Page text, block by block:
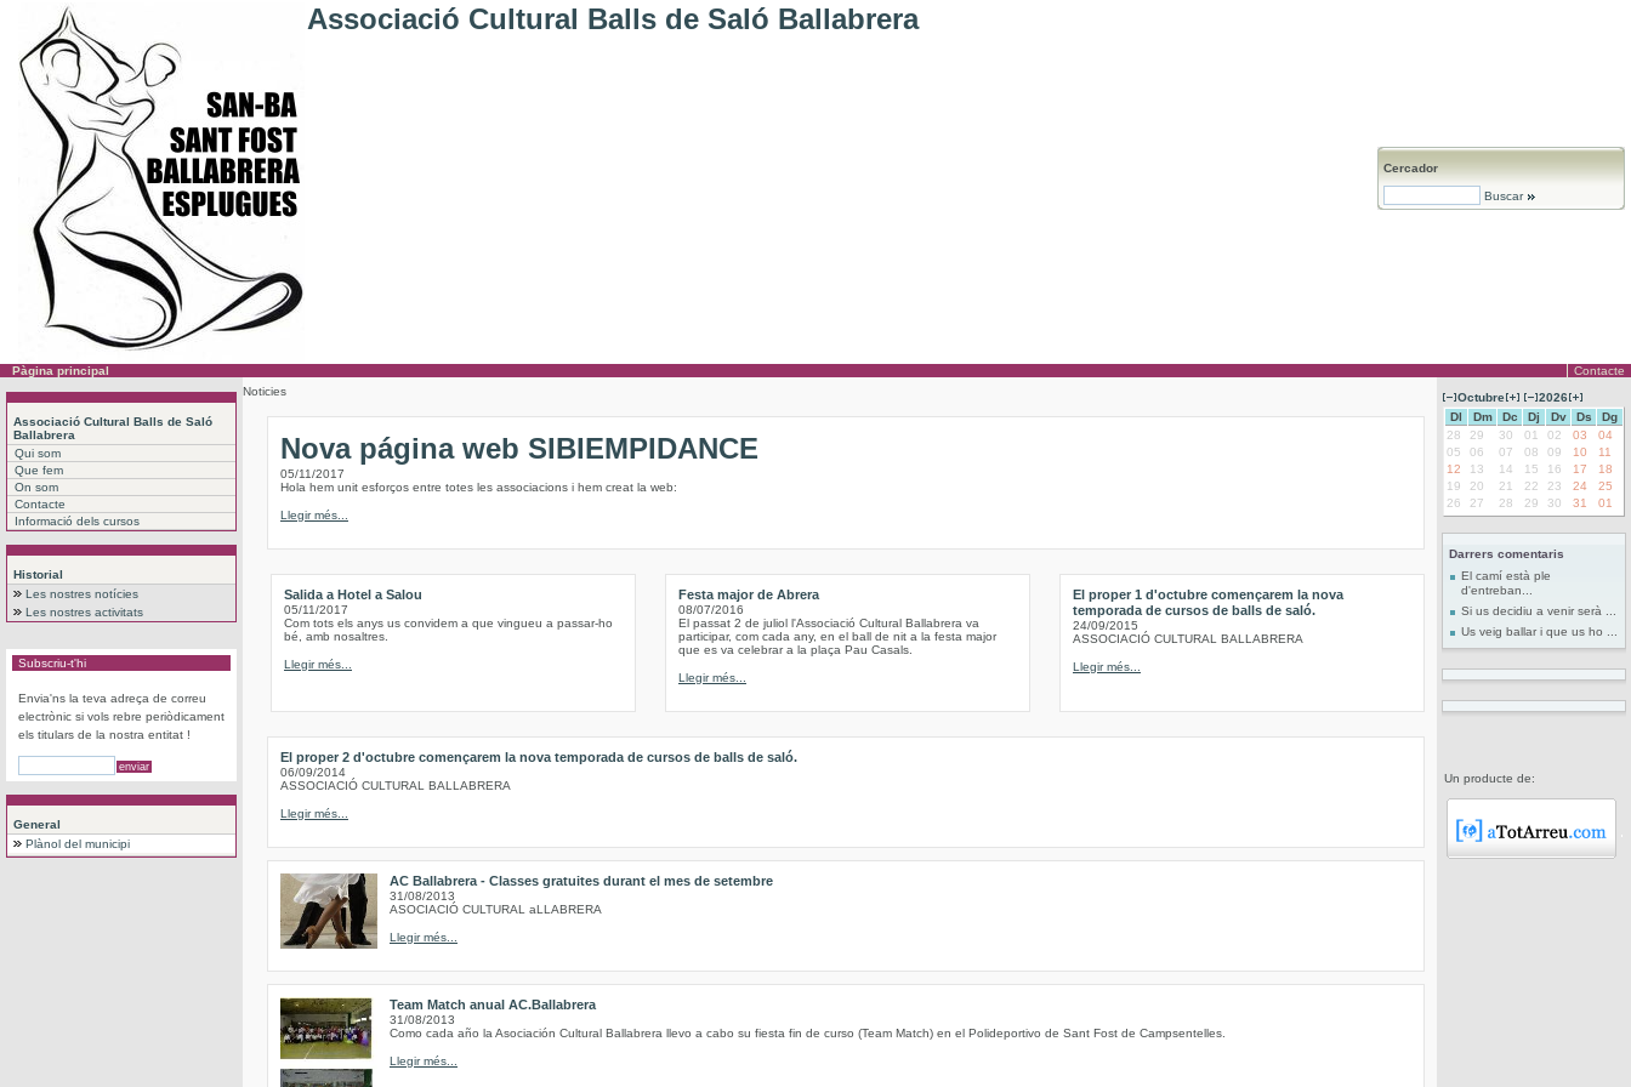
Associació Cultural Balls de Saló Ballabrera
Cercador
Buscar
Pàgina principal Contacte
Associació Cultural Balls de Saló
Ballabrera
Qui som
Que fem
On som
Contacte
Informació dels cursos
Historial
Les nostres notícies
Les nostres activitats
Subscriu-t'hi
Envia'ns la teva adreça de correu
electrònic si vols rebre periòdicament
els titulars de la nostra entitat !
General
Plànol del municipi
Noticies
Nova página web SIBIEMPIDANCE
05/11/2017
Hola hem unit esforços entre totes les associacions i hem creat la web:
Llegir més...
Salida a Hotel a Salou
05/11/2017
Com tots els anys us convidem a que vingueu a passar-ho
bé, amb nosaltres.
Llegir més...
Festa major de Abrera
08/07/2016
El passat 2 de juliol l'Associació Cultural Ballabrera va
participar, com cada any, en el ball de nit a la festa major
que es va celebrar a la plaça Pau Casals.
Llegir més...
El proper 1 d'octubre començarem la nova
temporada de cursos de balls de saló.
24/09/2015
ASSOCIACIÓ CULTURAL BALLABRERA
Llegir més...
El proper 2 d'octubre començarem la nova temporada de cursos de balls de saló.
06/09/2014
ASSOCIACIÓ CULTURAL BALLABRERA
Llegir més...
AC Ballabrera - Classes gratuites durant el mes de setembre
31/08/2013
ASOCIACIÓ CULTURAL aLLABRERA
Llegir més...
Team Match anual AC.Ballabrera
31/08/2013
Como cada año la Asociación Cultural Ballabrera llevo a cabo su fiesta fin de curso (Team Match) en el Polideportivo de Sant Fost de Campsentelles.
Llegir més...
Octubre
2026
Dl
Dm Dc Dj Dv Ds
Dg
28
29 30 01 02 03
04
05
06 07 08 09 10
11
12
13 14 15 16 17
18
19
20 21 22 23 24
25
26
27 28 29 30 31 01
Darrers comentaris
El camí està ple
d'entreban...
Si us decidiu a venir serà ...
Us veig ballar i que us ho ...
Un producte de: